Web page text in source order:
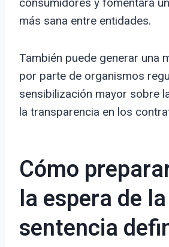
consumidores y fomentará
más sana entre entidades.
También puede generar una
por parte de organismos
sensibilización mayor sobre
la transparencia en los
Cómo
la espera de la
sentencia